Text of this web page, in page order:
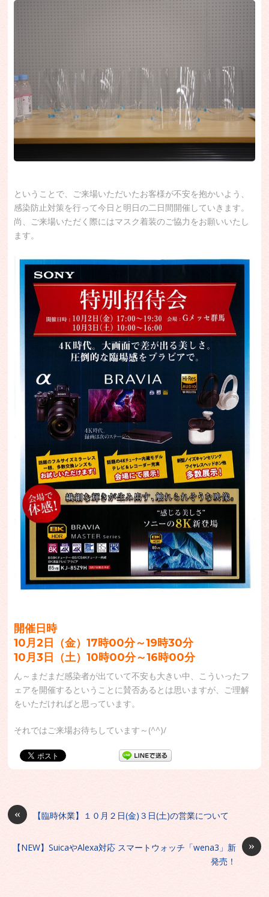
ということで、ご来場いただいたお客様が不安を抱かいよう、
感染防止対策を行って今日と明日の二日間開催していきます。
尚、ご来場いただく際にはマスク着装のご協力をお願いいたし
ます。
開催日時
10月2日（金）17時00分～19時30分
10月3日（土）10時00分～16時00分
ん～まだまだ感染者が出ていて不安も大きい中、こういったフ
ェアを開催するということに賛否あるとは思いますが、ご理解
をいただければと思っています。
それではご来場お待ちしています～(^^)/
« 【臨時休業】１０月２日(金)３日(土)の営業について
»
【NEW】SuicaやAlexa対応 スマートウォッチ「wena3」新
発売！